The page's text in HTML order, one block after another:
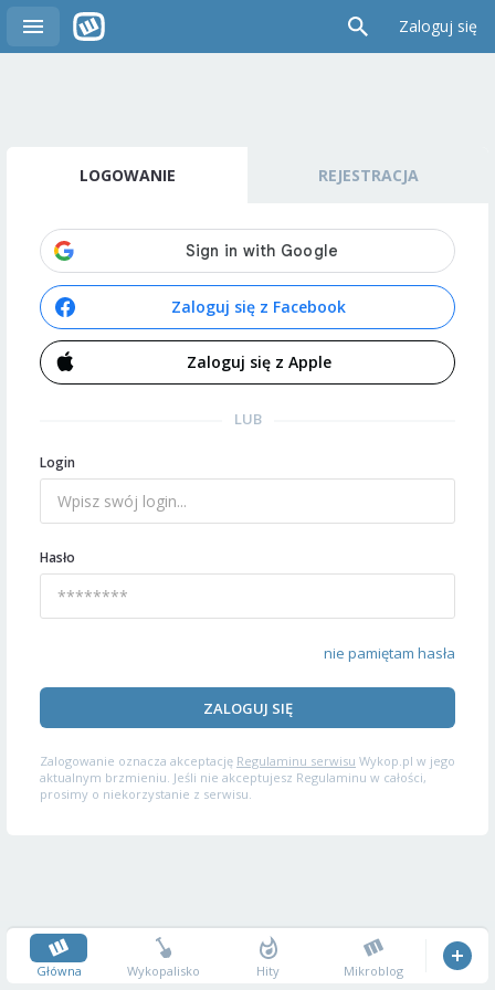
Zaloguj się
LOGOWANIE REJESTRACJA
Zaloguj się z Facebook
Zaloguj się z Apple
LUB
Login
Hasło
nie pamiętam hasła
ZALOGUJ SIĘ
Zalogowanie oznacza akceptację Regulaminu serwisu Wykop.pl w jego
aktualnym brzmieniu. Jeśli nie akceptujesz Regulaminu w całości,
prosimy o niekorzystanie z serwisu.
Główna Wykopalisko Hity Mikroblog